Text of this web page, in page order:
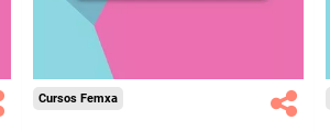
Cursos Femxa